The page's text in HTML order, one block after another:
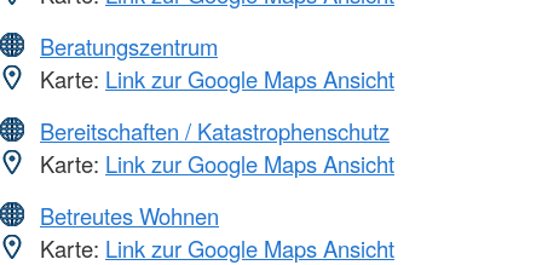
Beratungszentrum
Karte: Link zur Google Maps Ansicht
Bereitschaften / Katastrophenschutz
Karte: Link zur Google Maps Ansicht
Betreutes Wohnen
Karte: Link zur Google Maps Ansicht